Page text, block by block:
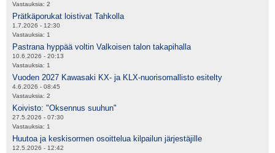
Vastauksia: 2
Prätkäporukat loistivat Tahkolla
1.7.2026 - 12:30
Vastauksia: 1
Pastrana hyppää voltin Valkoisen talon takapihalla
10.6.2026 - 20:13
Vastauksia: 1
Vuoden 2027 Kawasaki KX- ja KLX-nuorisomallisto esitelty
4.6.2026 - 08:45
Vastauksia: 2
Koivisto: "Oksennus suuhun"
27.5.2026 - 07:30
Vastauksia: 1
Huutoa ja keskisormen osoittelua kilpailun järjestäjille
12.5.2026 - 12:42